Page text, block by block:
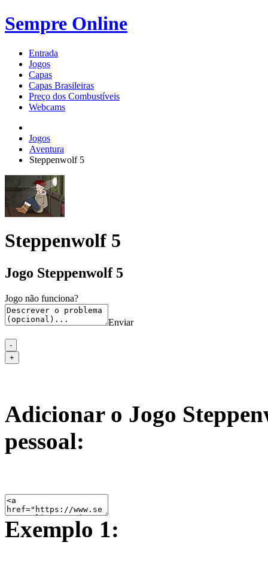
Sempre Online
Entrada
Jogos
Capas
Capas Brasileiras
Preço dos Combustíveis
Webcams
Jogos
Aventura
Steppenwolf 5
Steppenwolf 5
Jogo Steppenwolf 5
Jogo não funciona?
Enviar
Adicionar o Jogo
pessoal:
Exemplo 1: